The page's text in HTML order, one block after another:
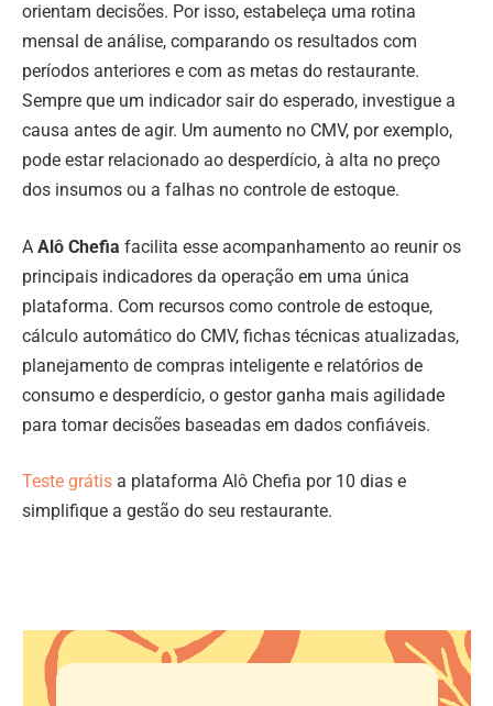
orientam decisões. Por isso, estabeleça uma rotina
mensal de análise, comparando os resultados com
períodos anteriores e com as metas do restaurante.
Sempre que um indicador sair do esperado, investigue a
causa antes de agir. Um aumento no CMV, por exemplo,
pode estar relacionado ao desperdício, à alta no preço
dos insumos ou a falhas no controle de estoque.
A Alô Chefia facilita esse acompanhamento ao reunir os
principais indicadores da operação em uma única
plataforma. Com recursos como controle de estoque,
cálculo automático do CMV, fichas técnicas atualizadas,
planejamento de compras inteligente e relatórios de
consumo e desperdício, o gestor ganha mais agilidade
para tomar decisões baseadas em dados confiáveis.
Teste grátis a plataforma Alô Chefia por 10 dias e
simplifique a gestão do seu restaurante.